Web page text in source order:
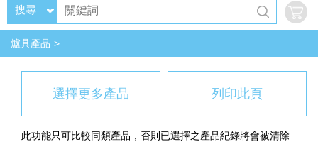
搜尋
爐具產品
選擇更多產品 列印此頁
此功能只可比較同類產品，否則已選擇之產品紀錄將會被清除